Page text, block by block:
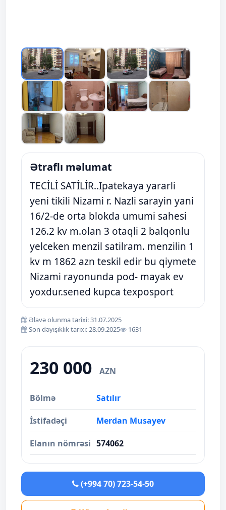
Ətraflı məlumat
TECİLİ SATİLİR..Ipatekaya yararli
yeni tikili Nizami r. Nazli sarayin yani
16/2-de orta blokda umumi sahesi
126.2 kv m.olan 3 otaqli 2 balqonlu
yelceken menzil satilram. menzilin 1
kv m 1862 azn teskil edir bu qiymete
Nizami rayonunda pod- mayak ev
yoxdur.sened kupca texposport
Əlavə olunma tarixi: 31.07.2025
Son dəyişiklik tarixi: 28.09.2025
1631
230 000 AZN
Bölmə Satılır
İstifadəçi Merdan Musayev
Elanın nömrəsi 574062
(+994 70) 723-54-50